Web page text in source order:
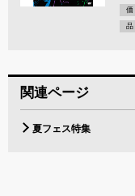
価
品
関連ページ
夏フェス特集